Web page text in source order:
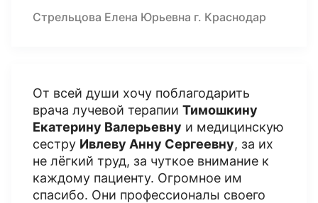
Стрельцова Елена Юрьевна г. Краснодар
От всей души хочу поблагодарить
врача лучевой терапии Тимошкину
Екатерину Валерьевну и медицинскую
сестру Ивлеву Анну Сергеевну, за их
не лёгкий труд, за чуткое внимание к
каждому пациенту. Огромное им
спасибо. Они профессионалы своего